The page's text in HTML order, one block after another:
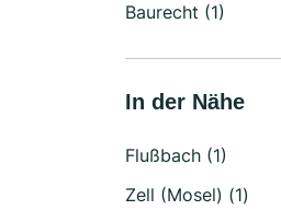
Baurecht (1)
In der Nähe
Flußbach (1)
Zell (Mosel) (1)